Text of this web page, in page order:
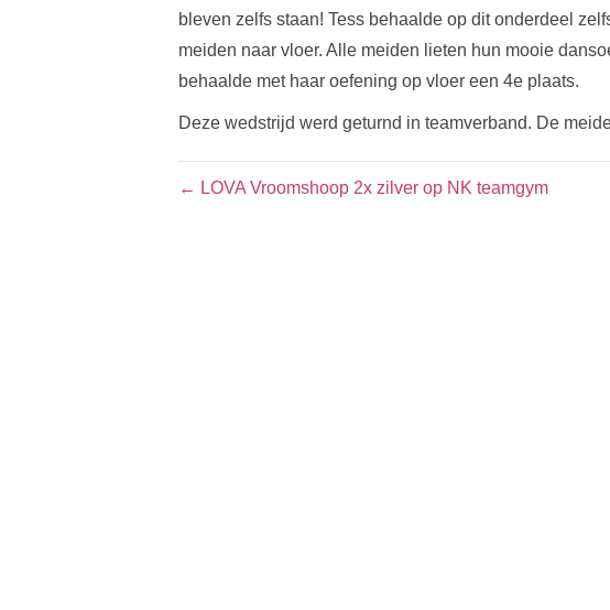
bleven zelfs staan! Tess behaalde op dit onderdeel
meiden naar vloer. Alle meiden lieten hun mooie
behaalde met haar oefening op vloer een 4e plaats.
Deze wedstrijd werd geturnd in teamverband. De
← LOVA Vroomshoop 2x zilver op NK teamgym